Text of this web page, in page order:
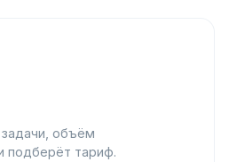
объём
подберёт тариф.